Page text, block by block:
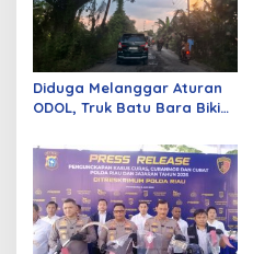
Diduga Melanggar Aturan
ODOL, Truk Batu Bara Bikin
Parah